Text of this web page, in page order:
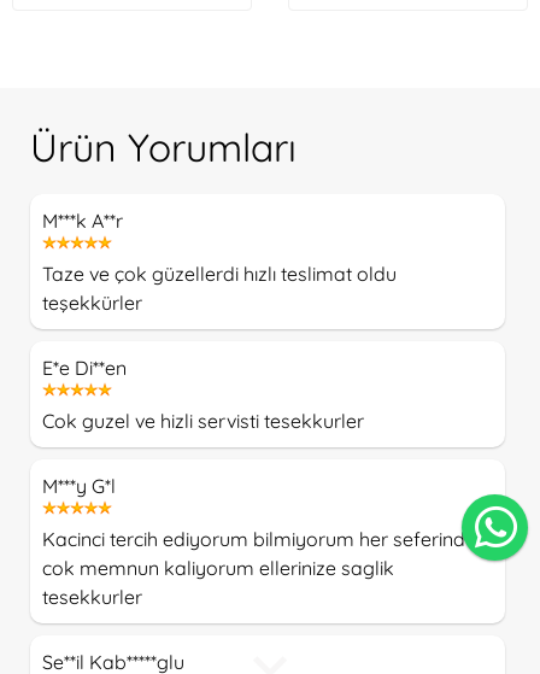
Ürün Yorumları
M***k A**r
Taze ve çok güzellerdi hızlı teslimat oldu
teşekkürler
E*e Di**en
Cok guzel ve hizli servisti tesekkurler
M***y G*l
Kacinci tercih ediyorum bilmiyorum her seferinde
cok memnun kaliyorum ellerinize saglik
tesekkurler
Se**il Kab*****glu